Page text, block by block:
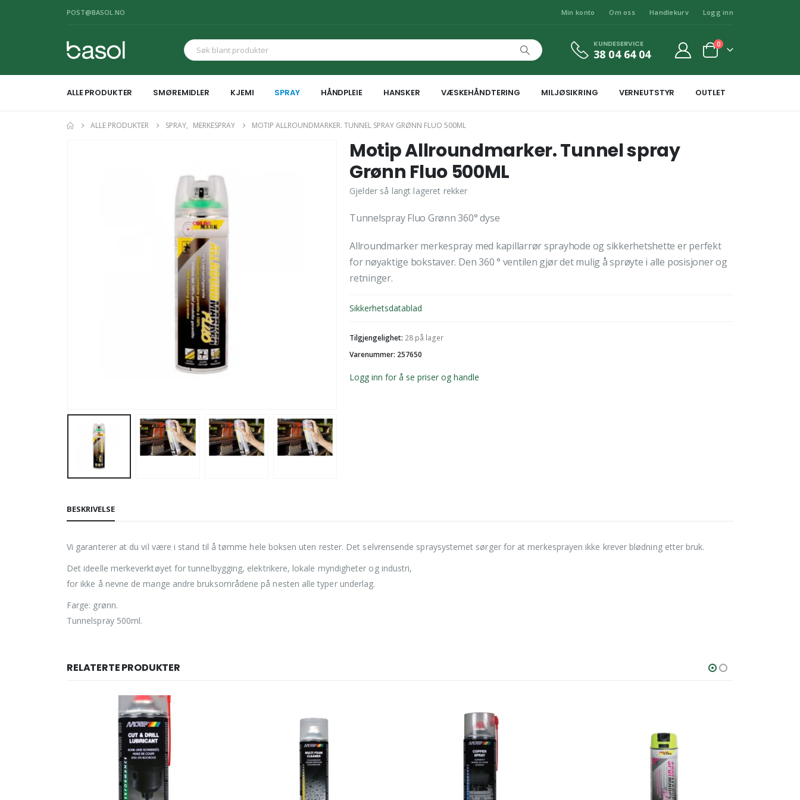
POST@BASOL.NO Min konto Om oss Handlekurv Logg inn
KUNDESERVICE
38 04 64 04
0
ALLE PRODUKTER SMØREMIDLER KJEMI SPRAY HÅNDPLEIE HANSKER VÆSKEHÅNDTERING MILJØSIKRING VERNEUTSTYR OUTLET
ALLE PRODUKTER SPRAY, MERKESPRAY MOTIP ALLROUNDMARKER. TUNNEL SPRAY GRØNN FLUO 500ML
Motip Allroundmarker. Tunnel spray
Grønn Fluo 500ML
Gjelder så langt lageret rekker
Tunnelspray Fluo Grønn 360° dyse
Allroundmarker merkespray med kapillarrør sprayhode og sikkerhetshette er perfekt
for nøyaktige bokstaver. Den 360 ° ventilen gjør det mulig å sprøyte i alle posisjoner og
retninger.
Sikkerhetsdatablad
Tilgjengelighet: 28 på lager
Varenummer: 257650
Logg inn for å se priser og handle
BESKRIVELSE
Vi garanterer at du vil være i stand til å tømme hele boksen uten rester. Det selvrensende spraysystemet sørger for at merkesprayen ikke krever blødning etter bruk.
Det ideelle merkeverktøyet for tunnelbygging, elektrikere, lokale myndigheter og industri,
for ikke å nevne de mange andre bruksområdene på nesten alle typer underlag.
Farge: grønn.
Tunnelspray 500ml.
RELATERTE PRODUKTER